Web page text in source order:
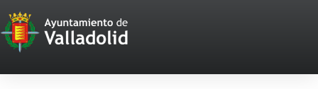
Portal
Web
del